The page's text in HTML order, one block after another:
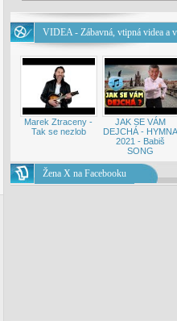
VIDEA - Zábavná, vtipná videa a
JAK SE VÁM
DEJCHÁ - HYMNA
2021 - Babiš
SONG
Marek Ztraceny -
Tak se nezlob
Žena X na Facebooku